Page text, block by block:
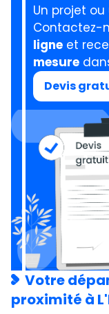
Un projet
Contactez-
ligne et
mesure
Devis
Votre
proximité à